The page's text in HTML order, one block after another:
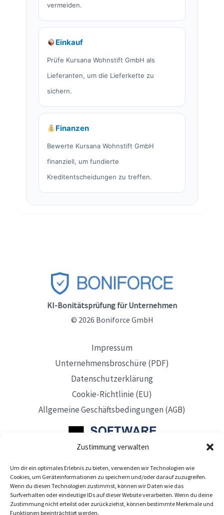
Zustimmung verwalten
Um dir ein optimales Erlebnis zu bieten, verwenden wir Technologien wie
Cookies, um Geräteinformationen zu speichern und/oder darauf zuzugreifen.
Wenn du diesen Technologien zustimmst, können wir Daten wie das
Surfverhalten oder eindeutige IDs auf dieser Website verarbeiten. Wenn du deine
Zustimmung nicht erteilst oder zurückziehst, können bestimmte Merkmale und
Funktionen beeinträchtigt werden.
vermeiden.
Einkauf
Prüfe Kursana Wohnstift GmbH als
Lieferanten, um die Lieferkette zu
sichern.
Finanzen
Bewerte Kursana Wohnstift GmbH
finanziell, um fundierte
Kreditentscheidungen zu treffen.
KI-Bonitätsprüfung für Unternehmen
© 2026 Boniforce GmbH
Impressum
Unternehmensbroschüre (PDF)
Datenschutzerklärung
Cookie-Richtlinie (EU)
Allgemeine Geschäftsbedingungen (AGB)
Mit Sitz in Düsseldorf